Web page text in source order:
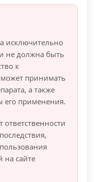
исключительно
не должна быть
к
принимать
а также
его применения.
ответственности
сайте